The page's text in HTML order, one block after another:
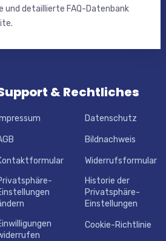
und detaillierte FAQ-Datenbank
& Rechtliches
Datenschutz
Bildnachweis
Widerrufsformular
Historie der
Privatsphäre-
Einstellungen
Cookie-Richtlinie